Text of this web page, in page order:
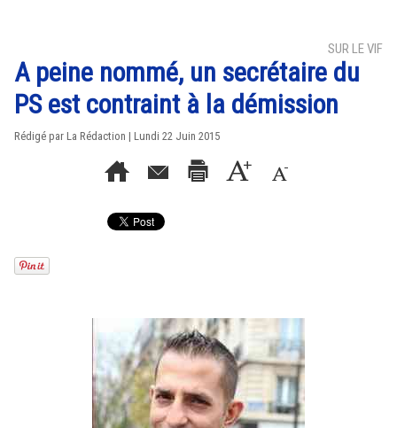
SUR LE VIF
A peine nommé, un secrétaire du
PS est contraint à la démission
Rédigé par La Rédaction | Lundi 22 Juin 2015